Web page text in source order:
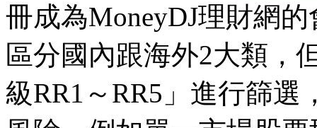
冊成為MoneyDJ理財網
區分國內跟海外2大類，
級RR1～RR5」進行篩選